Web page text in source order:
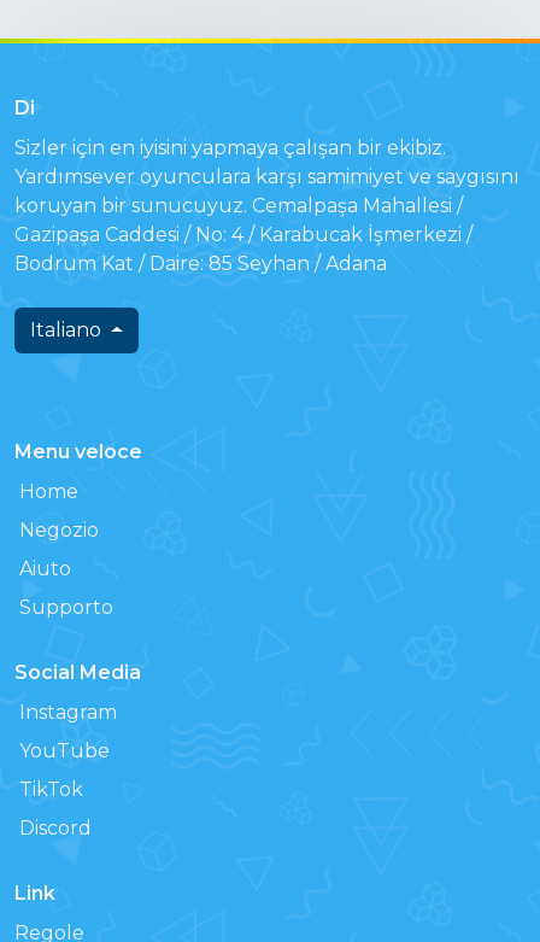
Di
Sizler için en iyisini yapmaya çalışan bir ekibiz.
Yardımsever oyunculara karşı samimiyet ve saygısını
koruyan bir sunucuyuz. Cemalpaşa Mahallesi /
Gazipaşa Caddesi / No: 4 / Karabucak İşmerkezi /
Bodrum Kat / Daire: 85 Seyhan / Adana
Italiano
Menu veloce
Home
Negozio
Aiuto
Supporto
Social Media
Instagram
YouTube
TikTok
Discord
Link
Regole